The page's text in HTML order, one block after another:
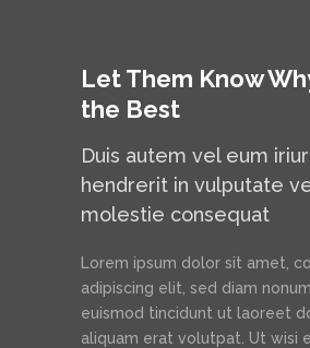
Let Them Know
the Best
Duis autem vel eum
hendrerit in vulputate
molestie consequat
Lorem ipsum dolor sit amet,
adipiscing elit, sed diam
euismod tincidunt ut laoreet
aliquam erat volutpat. Ut wisi